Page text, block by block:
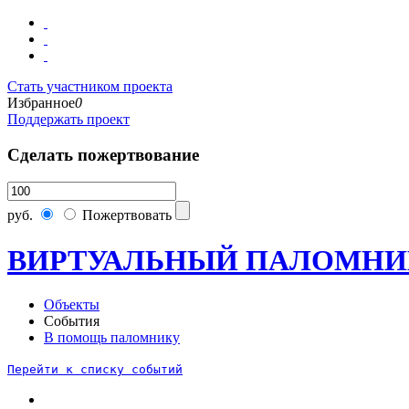
Стать участником проекта
Избранное0
Поддержать проект
Сделать пожертвование
руб. Пожертвовать
ВИРТУАЛЬНЫЙ
Объекты
События
В помощь паломнику
Перейти к списку событий